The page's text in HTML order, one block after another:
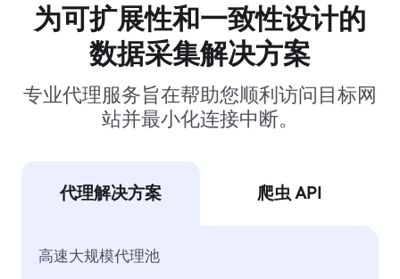
为可扩展性和一致性设计的
数据采集解决方案
专业代理服务旨在帮助您顺利访问目标网
站并最小化连接中断。
代理解决方案 爬虫 API
高速大规模代理池